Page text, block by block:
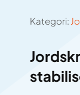
Kategori: